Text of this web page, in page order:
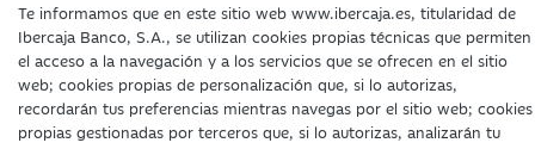
Te informamos que en este sitio web www.ibercaja.es, titularidad de
Ibercaja Banco, S.A., se utilizan cookies propias técnicas que permiten
el acceso a la navegación y a los servicios que se ofrecen en el sitio
web; cookies propias de personalización que, si lo autorizas,
recordarán tus preferencias mientras navegas por el sitio web; cookies
propias gestionadas por terceros que, si lo autorizas, analizarán tu
Fecha de edición: 07/08/2026
©Ibercaja Banco, S.A. - IBERCAJA - NIF. A-99319030 R.M. de
Zaragoza (T.3865. F.1. H.Z.-52186, Inscripc.1º)
Entidad de Crédito inscrita en el Registro Especial del Banco de